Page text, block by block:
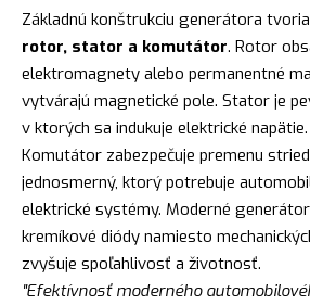
Základnú konštrukciu generátora
rotor, stator a komutátor. Rotor
elektromagnety alebo permanentné
vytvárajú magnetické pole. Stator je
v ktorých sa indukuje elektrické napätie.
Komutátor zabezpečuje premenu
jednosmerný, ktorý potrebuje
elektrické systémy. Moderné
kremíkové diódy namiesto
zvyšuje spoľahlivosť a životnosť.
"Efektívnosť moderného